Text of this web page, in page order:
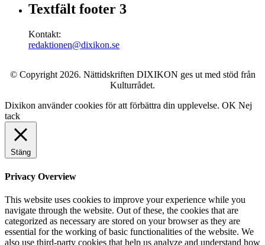
Textfält footer 3
Kontakt:
redaktionen@dixikon.se
© Copyright 2026. Nättidskriften DIXIKON ges ut med stöd från
Kulturrådet.
Dixikon använder cookies för att förbättra din upplevelse. OK Nej
tack
Stäng
Privacy Overview
This website uses cookies to improve your experience while you
navigate through the website. Out of these, the cookies that are
categorized as necessary are stored on your browser as they are
essential for the working of basic functionalities of the website. We
also use third-party cookies that help us analyze and understand how